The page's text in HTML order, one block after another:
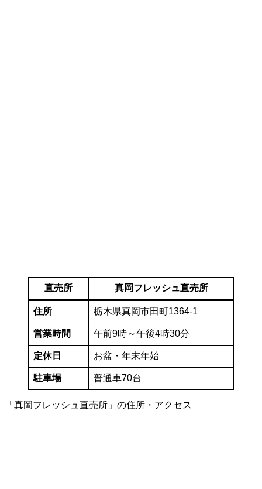
直売所 真岡フレッシュ直売所
住所 栃木県真岡市田町1364-1
営業時間 午前9時～午後4時30分
定休日 お盆・年末年始
駐車場 普通車70台
「真岡フレッシュ直売所」の住所・アクセス